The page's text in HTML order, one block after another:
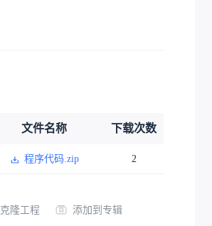
文件名称 下载次数
程序代码.zip 2
克隆工程 添加到专辑